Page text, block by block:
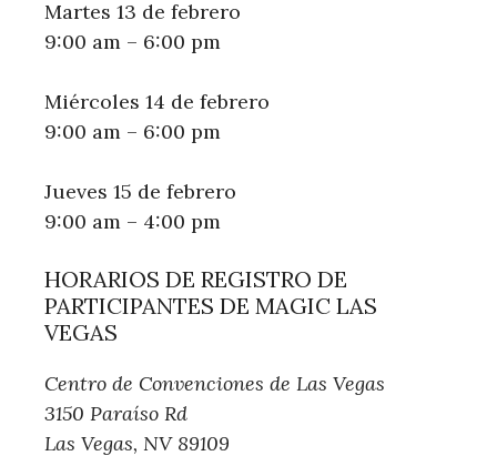
Martes 13 de febrero
9:00 am – 6:00 pm
Miércoles 14 de febrero
9:00 am – 6:00 pm
Jueves 15 de febrero
9:00 am – 4:00 pm
HORARIOS DE REGISTRO DE
PARTICIPANTES DE MAGIC LAS
VEGAS
Centro de Convenciones de Las Vegas
3150 Paraíso Rd
Las Vegas, NV 89109